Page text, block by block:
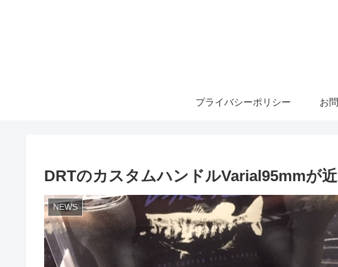
プライバシーポリシー お
DRTのカスタムハンドルVarial95mmが近
NEWS